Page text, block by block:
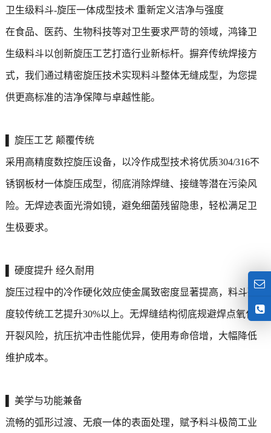
卫生级料斗-旋压一体成型技术 重新定义洁净与强度
在食品、医药、生物科技等对卫生要求严苛的领域，鸿锋卫
生级料斗以创新旋压工艺打造行业新标杆。摒弃传统焊接方
式，我们通过精密旋压技术实现料斗整体无缝成型，为您提
供更高标准的洁净保障与卓越性能。
▌ 旋压工艺 颠覆传统
采用高精度数控旋压设备，以冷作成型技术将优质304/316不
锈钢板材一体旋压成型，彻底消除焊缝、接缝等潜在污染风
险。无焊迹表面光滑如镜，避免细菌残留隐患，轻松满足卫
生极要求。
▌ 硬度提升 经久耐用
旋压过程中的冷作硬化效应使金属致密度显著提高，料斗硬
度较传统工艺提升30%以上。无焊缝结构彻底规避焊点氧化、
开裂风险，抗压抗冲击性能优异，使用寿命倍增，大幅降低
维护成本。
▌ 美学与功能兼备
流畅的弧形过渡、无痕一体的表面处理，赋予料斗极简工业